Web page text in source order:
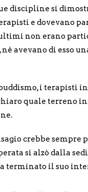
discipline si
e dovevano
non erano
avevano di esso
i terapisti
quale terreno
crebbe sempre
si alzò dalla
terminato il suo